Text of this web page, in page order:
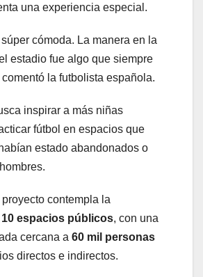
una experiencia especial.
cómoda. La manera en la
estadio fue algo que siempre
comentó la futbolista española.
inspirar a más niñas
fútbol en espacios que
estado abandonados o
contempla la
10 espacios públicos, con una
cercana a 60 mil personas
directos e indirectos.